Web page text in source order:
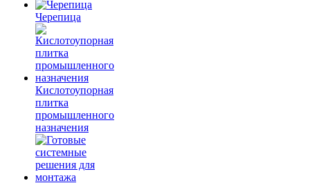
Черепица
Кислотоупорная
плитка
промышленного
назначения